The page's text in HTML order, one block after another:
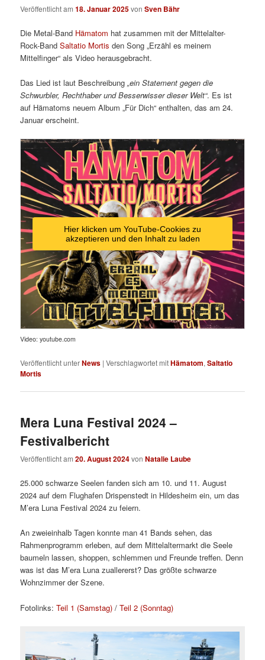
Veröffentlicht am18. Januar 2025vonSven Bähr
Die Metal-Band Hämatom hat zusammen mit der Mittelalter-
Rock-BandSaltatio Mortis den Song „Erzähl es meinem
Mittelfinger“ als Video herausgebracht.
Das Lied ist laut Beschreibung„ein Statement gegen die
Schwurbler, Rechthaber und Besserwisser dieser Welt“. Es ist
auf Hämatoms neuem Album „Für Dich“ enthalten, das am 24.
Januar erscheint.
Hier klicken um YouTube-Cookies zu
akzeptieren und den Inhalt zu laden
Video: youtube.com
Veröffentlicht unterNews |Verschlagwortet mitHämatom,Saltatio
Mortis
Mera Luna Festival 2024 –
Festivalbericht
Veröffentlicht am20. August 2024vonNatalie Laube
25.000 schwarze Seelen fanden sich am 10. und 11. August
2024 auf dem Flughafen Drispenstedt in Hildesheim ein, um das
M’era Luna Festival 2024 zu feiern.
An zweieinhalb Tagen konnte man 41 Bands sehen, das
Rahmenprogramm erleben, auf dem Mittelaltermarkt die Seele
baumeln lassen, shoppen, schlemmen und Freunde treffen. Denn
was ist das M’era Luna zuallererst? Das größte schwarze
Wohnzimmer der Szene.
Fotolinks:Teil 1 (Samstag) /Teil 2 (Sonntag)